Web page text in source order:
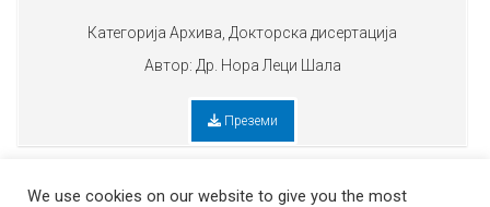
Категорија Архива Докторска дисертација
Автор: Др. Нора Леци Шала
Преземи
We use cookies on our website to give you the most